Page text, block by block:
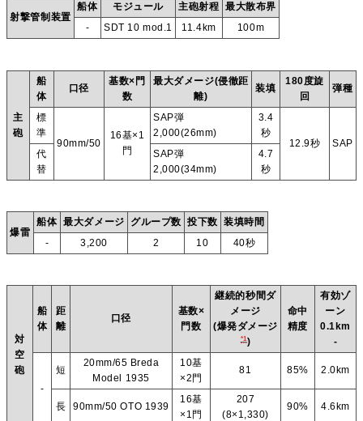
射撃管制装置
船体 モジュール 主砲射程 最大散布界
-
SDT 10 mod.1 11.4km 100m
主
砲
船
体
口径
基数×門
数
最大ダメージ(侵徹距
離)
装填
180度旋
回
弾種
標
準
90mm/50
16基×1
門
SAP弾
2,000(26mm)
3.4
秒
12.9秒
SAP
代
替
SAP弾
2,000(34mm)
4.7
秒
爆雷
船体 最大ダメージ グループ数 投下数
装填時間
-
3,200 2 10 40秒
対
空
砲
船
体
距
離
口径
基数×
門数
継続的秒間ダ
メージ
(爆発ダメージ
*1)
命中
精度
有効ゾ
ーン
0.1km
-
-
短
20mm/65 Breda
Model 1935
10基
×2門
81 85% 2.0km
長 90mm/50 OTO 1939
16基
×1門
207
(8×1,330)
90% 4.6km